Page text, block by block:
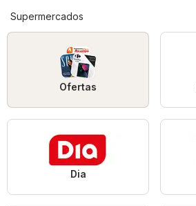
Supermercados
Ofertas
Dia